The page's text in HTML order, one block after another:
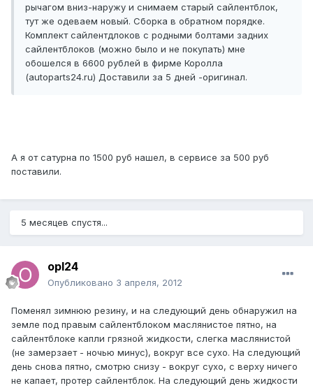
рычагом вниз-наружу и снимаем старый сайлентблок,
тут же одеваем новый. Сборка в обратном порядке.
Комплект сайлентдлоков с родными болтами задних
сайлентблоков (можно было и не покупать) мне
обошелся в 6600 рублей в фирме Королла
(autoparts24.ru) Доставили за 5 дней -оригинал.
А я от сатурна по 1500 руб нашел, в сервисе за 500 руб
поставили.
5 месяцев спустя...
opl24
Опубликовано 3 апреля, 2012
Поменял зимнюю резину, и на следующий день обнаружил на
земле под правым сайлентблоком маслянистое пятно, на
сайлентблоке капли грязной жидкости, слегка маслянистой
(не замерзает - ночью минус), вокруг все сухо. На следующий
день снова пятно, смотрю снизу - вокруг сухо, с верху ничего
не капает, протер сайлентблок. На следующий день жидкости